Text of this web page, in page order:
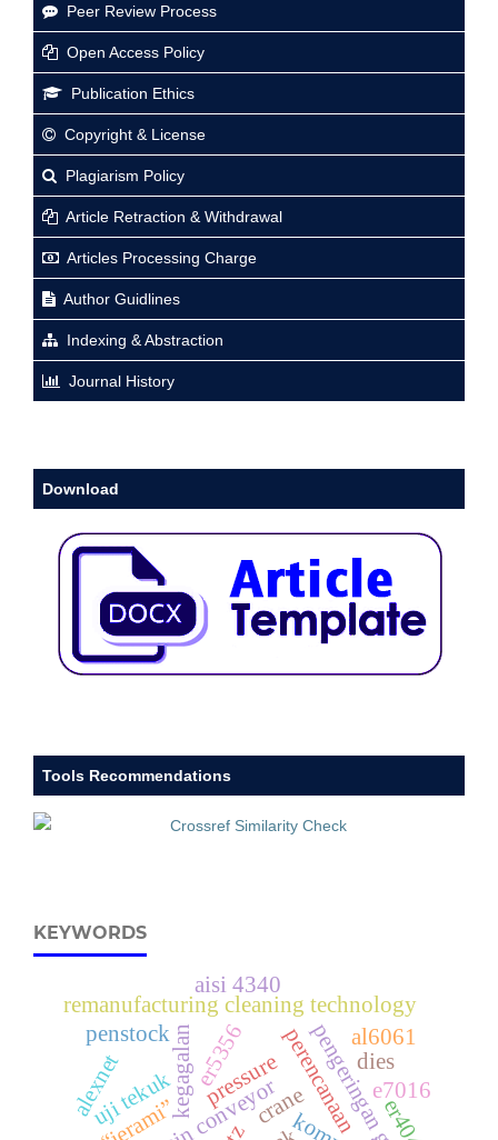
Peer Review Process
Open Access Policy
Publication Ethics
Copyright & License
Plagiarism Policy
Article Retraction & Withdrawal
Articles Processing Charge
Author Guidlines
Indexing & Abstraction
Journal History
Download
Tools Recommendations
KEYWORDS
kegagalan
remanufacturing cleaning technology
pengeringan gitar
perencanaan
uji tekuk e7016
penstock
pressure
“jerami”
alexnet
er5356
dies
al6061
crane
aisi 4340